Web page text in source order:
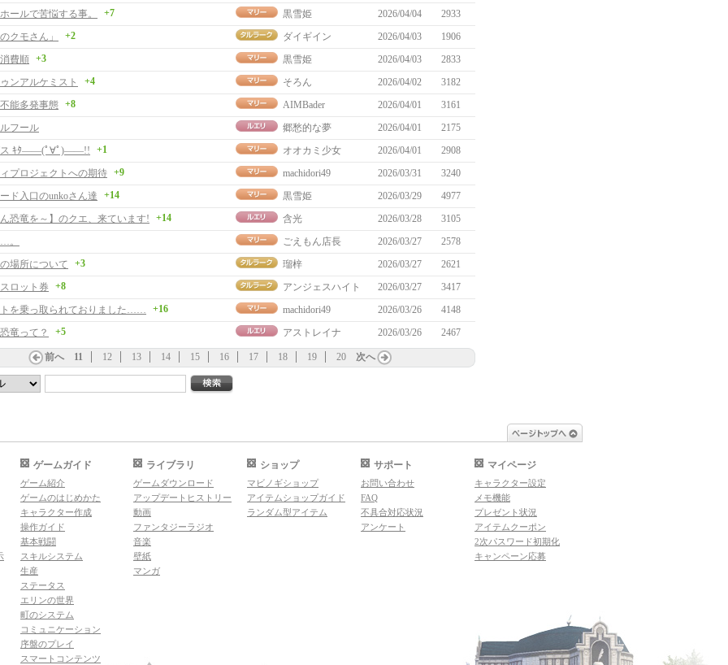
ールで苦悩する事。
+7 黒雪姫 2026/04/04
2933
クモさん」
+2 ダイギイン 2026/04/03
1906
費順 +3 黒雪姫 2026/04/03
2833
ンアルケミスト
+4 そろん 2026/04/02
3182
能多発事態 +8 AIMBader 2026/04/01
3161
フール
郷愁的な夢 2026/04/01
2175
ス ｷﾀ――(ﾟ∀ﾟ)――!!
+1 オオカミ少女 2026/04/01
2908
プロジェクトへの期待 +9 machidori49 2026/03/31
3240
ド入口のunkoさん達
+14 黒雪姫 2026/03/29
4977
恐竜を～】のクエ、来ています!
+14 含光 2026/03/28
3105
。
ごえもん店長 2026/03/27
2578
場所について
+3 瑠梓 2026/03/27
2621
ロット券
+8 アンジェスハイト 2026/03/27
3417
を乗っ取られておりました……
+16 machidori49 2026/03/26
4148
竜って？
+5 アストレイナ 2026/03/26 2467
前へ 11 12 13 14 15 16 17 18 19 20 次へ
ゲームガイド
ゲーム紹介
ゲームのはじめかた
キャラクター作成
操作ガイド
基本戦闘
スキルシステム
生産
ステータス
エリンの世界
町のシステム
コミュニケーション
序盤のプレイ
スマートコンテンツ
ライブラリ
ゲームダウンロード
アップデートヒストリー
動画
ファンタジーラジオ
音楽
壁紙
マンガ
ショップ
マビノギショップ
アイテムショップガイド
ランダム型アイテム
サポート
お問い合わせ
FAQ
不具合対応状況
アンケート
マイページ
キャラクター設定
メモ機能
プレゼント状況
アイテムクーポン
2次パスワード初期化
キャンペーン応募